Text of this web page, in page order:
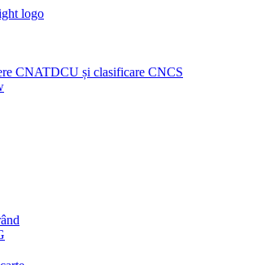
CNATDCU și clasificare CNCS